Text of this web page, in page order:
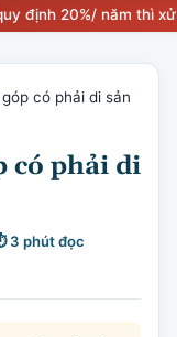
năm thì xử lý như thế
có phải di sản
có phải di
3 phút đọc